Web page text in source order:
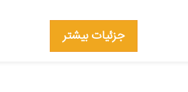
جزئیات بیشتر